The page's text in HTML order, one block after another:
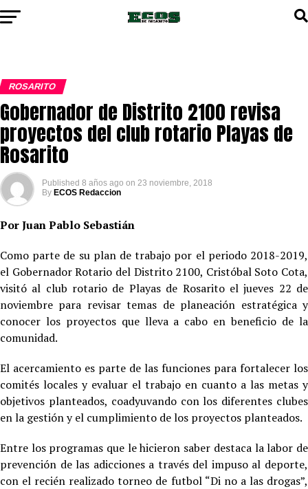
ROSARITO
Gobernador de Distrito 2100 revisa
proyectos del club rotario Playas de
Rosarito
Published 8 años ago on 23 noviembre, 2018
By ECOS Redaccion
Por Juan Pablo Sebastián
Como parte de su plan de trabajo por el periodo 2018-2019,
el Gobernador Rotario del Distrito 2100, Cristóbal Soto Cota,
visitó al club rotario de Playas de Rosarito el jueves 22 de
noviembre para revisar temas de planeación estratégica y
conocer los proyectos que lleva a cabo en beneficio de la
comunidad.
El acercamiento es parte de las funciones para fortalecer los
comités locales y evaluar el trabajo en cuanto a las metas y
objetivos planteados, coadyuvando con los diferentes clubes
en la gestión y el cumplimiento de los proyectos planteados.
Entre los programas que le hicieron saber destaca la labor de
prevención de las adicciones a través del impuso al deporte,
con el recién realizado torneo de futbol “Di no a las drogas”,